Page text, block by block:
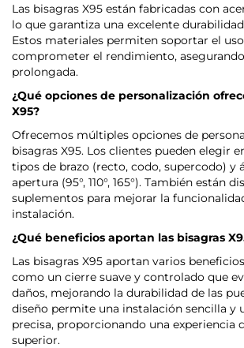
Las bisagras X95 están fabricadas con
lo que garantiza una excelente
Estos materiales permiten soportar el
comprometer el rendimiento,
prolongada.
¿Qué opciones de personalización
X95?
Ofrecemos múltiples opciones de
bisagras X95. Los clientes pueden elegir
tipos de brazo (recto, codo, supercodo) y
apertura (95°, 110°, 165°). También están
suplementos para mejorar la
instalación.
¿Qué beneficios aportan las bisagras
Las bisagras X95 aportan varios
como un cierre suave y controlado que
daños, mejorando la durabilidad de las
diseño permite una instalación sencilla y
precisa, proporcionando una experiencia
superior.